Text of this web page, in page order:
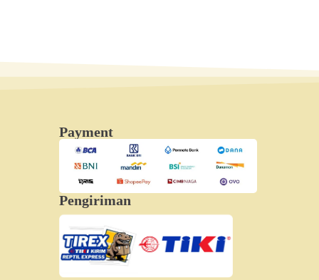
Payment
Pengiriman